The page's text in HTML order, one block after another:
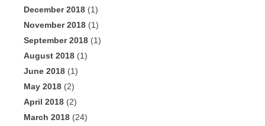
December 2018 (1)
November 2018 (1)
September 2018 (1)
August 2018 (1)
June 2018 (1)
May 2018 (2)
April 2018 (2)
March 2018 (24)